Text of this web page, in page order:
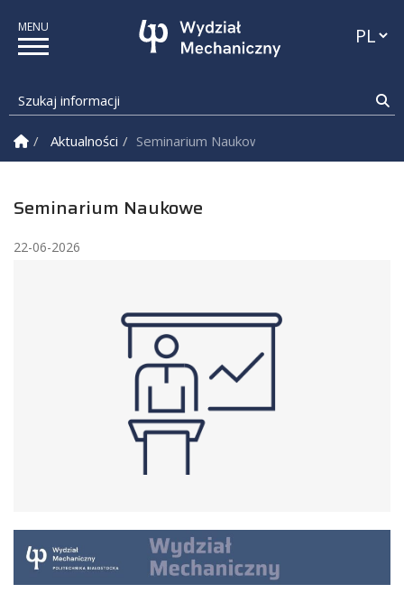
Szukaj informacji
Strona Główna
Aktualności Seminarium Naukowe
Seminarium Naukowe
22-06-2026